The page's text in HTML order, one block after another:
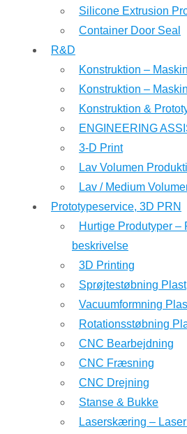
Silicone Extrusion
Container Door Seal
R&D
Konstruktion –
Konstruktion –
Konstruktion &
ENGINEERING
3-D Print
Lav Volumen
Lav / Medium
Prototypeservice, 3D PRN
Hurtige Produtyper –
beskrivelse
3D Printing
Sprøjtestøbning Plast
Vacuumformning
Rotationsstøbning
CNC Bearbejdning
CNC Fræsning
CNC Drejning
Stanse & Bukke
Laserskæring –